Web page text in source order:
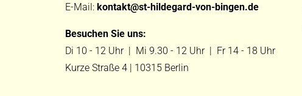
E-Mail: kontakt@st-hildegard-von-bingen.de
Besuchen Sie uns:
Di 10 - 12 Uhr | Mi 9.30 - 12 Uhr | Fr 14 - 18 Uhr
Kurze Straße 4 | 10315 Berlin